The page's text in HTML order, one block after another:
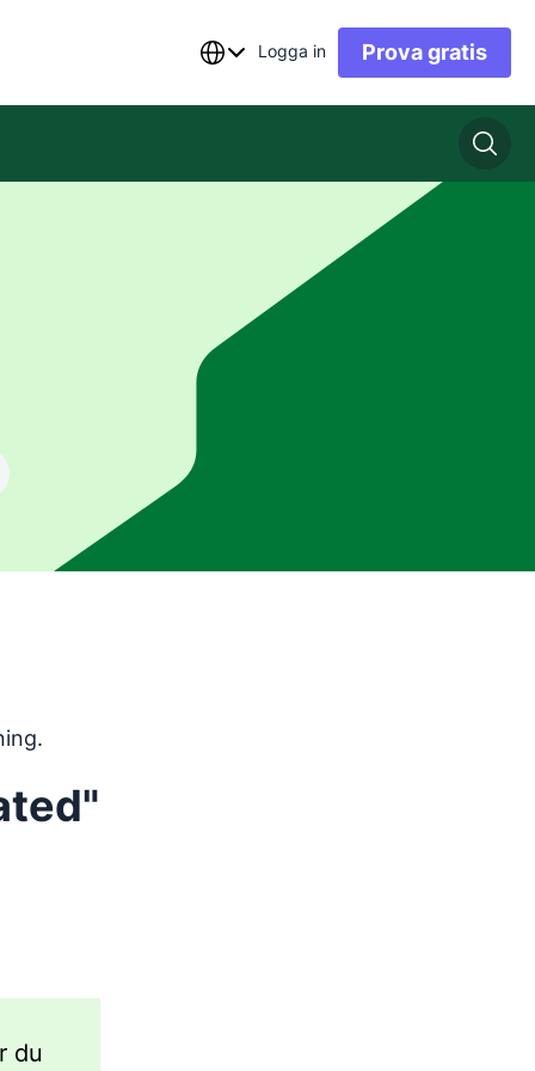
Logga in Prova gratis
och har inte korrekturlästs av en
du